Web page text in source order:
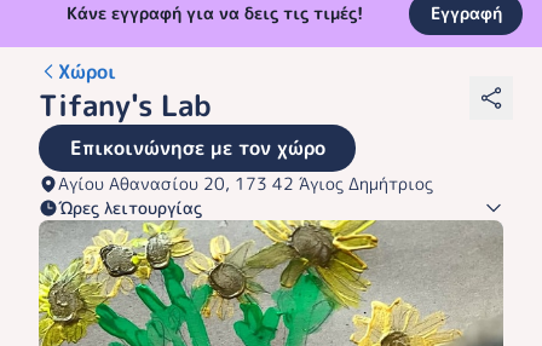
Κάνε εγγραφή για να δεις τις τιμές! Εγγραφή
Χώροι
Tifany's Lab
Επικοινώνησε με τον χώρο
Αγίου Αθανασίου 20, 173 42 Άγιος Δημήτριος
Ώρες λειτουργίας